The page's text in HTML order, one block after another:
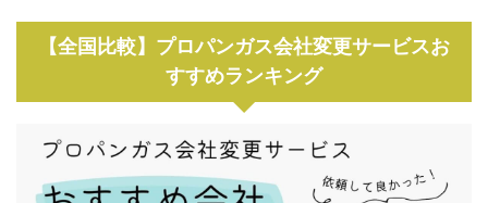
【全国比較】プロパンガス会社変更サービスお
すすめランキング